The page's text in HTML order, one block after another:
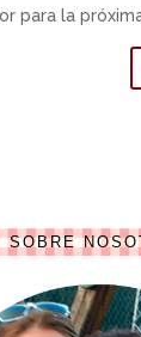
para la
SOBRE